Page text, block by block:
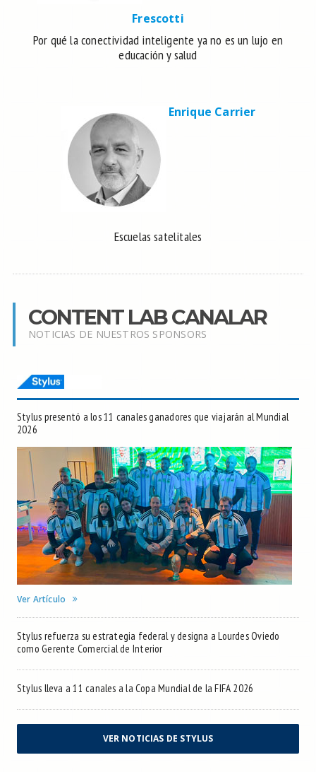
Frescotti
Por qué la conectividad inteligente ya no es un lujo en
educación y salud
Enrique Carrier
Escuelas satelitales
CONTENT LAB CANALAR
NOTICIAS DE NUESTROS SPONSORS
Stylus presentó a los 11 canales ganadores que viajarán al Mundial
2026
Ver Artículo
Stylus refuerza su estrategia federal y designa a Lourdes Oviedo
como Gerente Comercial de Interior
Stylus lleva a 11 canales a la Copa Mundial de la FIFA 2026
VER NOTICIAS DE STYLUS